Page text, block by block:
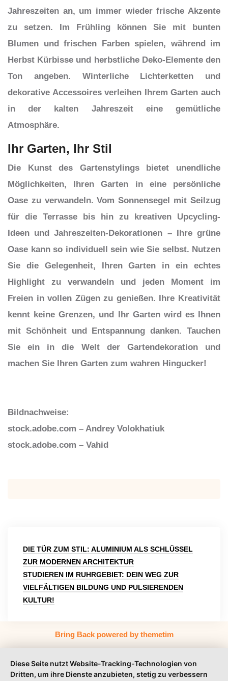
Jahreszeiten an, um immer wieder frische Akzente
zu setzen. Im Frühling können Sie mit bunten
Blumen und frischen Farben spielen, während im
Herbst Kürbisse und herbstliche Deko-Elemente den
Ton angeben. Winterliche Lichterketten und
dekorative Accessoires verleihen Ihrem Garten auch
in der kalten Jahreszeit eine gemütliche
Atmosphäre.
Ihr Garten, Ihr Stil
Die Kunst des Gartenstylings bietet unendliche
Möglichkeiten, Ihren Garten in eine persönliche
Oase zu verwandeln. Vom Sonnensegel mit Seilzug
für die Terrasse bis hin zu kreativen Upcycling-
Ideen und Jahreszeiten-Dekorationen – Ihre grüne
Oase kann so individuell sein wie Sie selbst. Nutzen
Sie die Gelegenheit, Ihren Garten in ein echtes
Highlight zu verwandeln und jeden Moment im
Freien in vollen Zügen zu genießen. Ihre Kreativität
kennt keine Grenzen, und Ihr Garten wird es Ihnen
mit Schönheit und Entspannung danken. Tauchen
Sie ein in die Welt der Gartendekoration und
machen Sie Ihren Garten zum wahren Hingucker!
Bildnachweise:
stock.adobe.com – Andrey Volokhatiuk
stock.adobe.com – Vahid
DIE TÜR ZUM STIL: ALUMINIUM ALS SCHLÜSSEL
ZUR MODERNEN ARCHITEKTUR
STUDIEREN IM RUHRGEBIET: DEIN WEG ZUR
VIELFÄLTIGEN BILDUNG UND PULSIERENDEN
KULTUR!
Bring Back powered by themetim
Diese Seite nutzt Website-Tracking-Technologien von
Dritten, um ihre Dienste anzubieten, stetig zu verbessern